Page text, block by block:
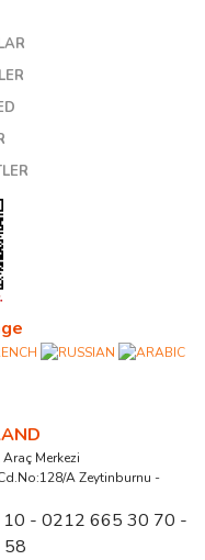
Merkezi
A Zeytinburnu -
- 0212 665 30 70 -